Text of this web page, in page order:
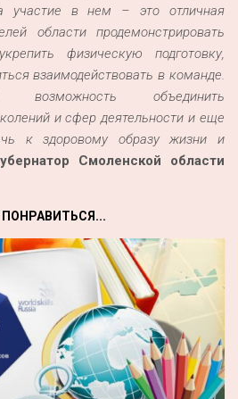
участие в нем – это отличная
области продемонстрировать
физическую подготовку,
взаимодействовать в команде.
возможность объединить
и сфер деятельности и еще
к здоровому образу жизни и
Смоленской области